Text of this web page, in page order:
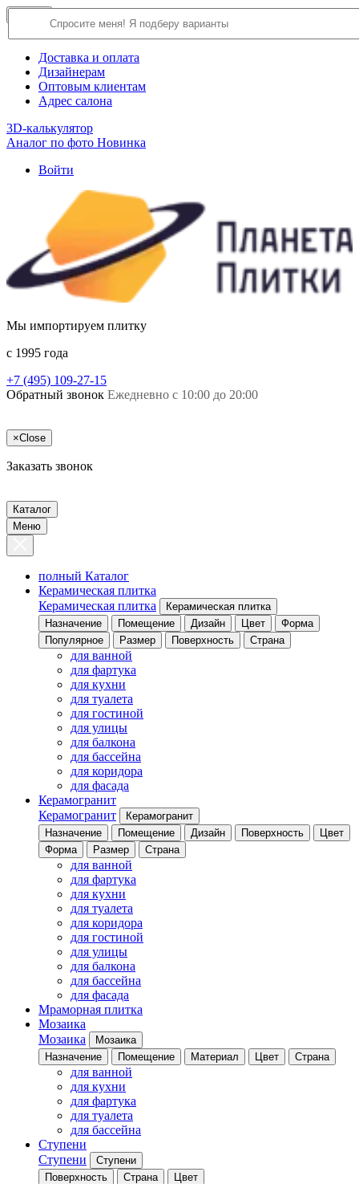
О компании
Доставка и оплата
Дизайнерам
Оптовым клиентам
Адрес салона
3D-калькулятор
Аналог по фото Новинка
Войти
Мы импортируем плитку
c 1995 года
+7 (495) 109-27-15
Обратный звонок Ежедневно с 10:00 до 20:00
×Close
Заказать звонок
Каталог
Меню
полный Каталог
Керамическая плитка
Керамическая плитка
Керамическая плитка
Назначение
Помещение Дизайн Цвет
Форма
Популярное
Размер Поверхность Страна
для ванной
для фартука
для кухни
для туалета
для гостиной
для улицы
для балкона
для бассейна
для коридора
для фасада
Керамогранит
Керамогранит
Керамогранит
Назначение
Помещение Дизайн Поверхность
Цвет
Форма
Размер Страна
для ванной
для фартука
для кухни
для туалета
для коридора
для гостиной
для улицы
для балкона
для бассейна
для фасада
Мраморная плитка
Мозаика
Мозаика
Мозаика
Назначение
Помещение Материал Цвет Страна
для ванной
для кухни
для фартука
для туалета
для бассейна
Ступени
Ступени
Ступени
Поверхность
Страна Цвет